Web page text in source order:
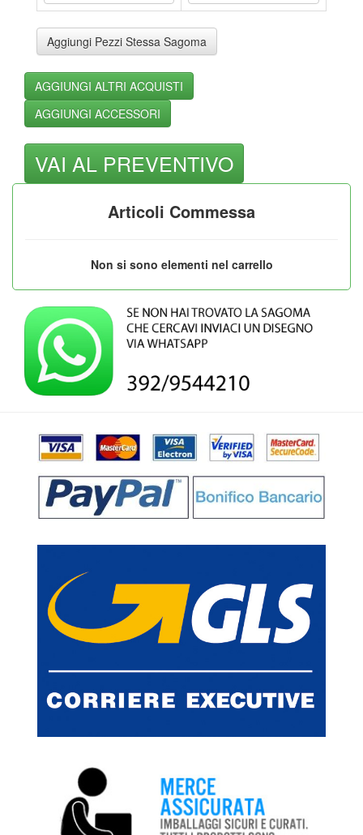
Aggiungi Pezzi Stessa Sagoma
Articoli Commessa
Non si sono elementi nel carrello